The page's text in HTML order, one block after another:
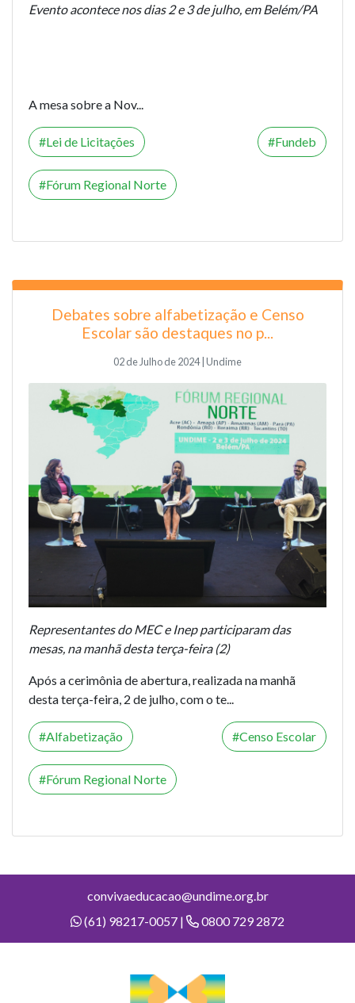
Evento acontece nos dias 2 e 3 de julho, em Belém/PA
A mesa sobre a Nov...
Lei de Licitações Fundeb
Fórum Regional Norte
Debates sobre alfabetização e Censo
Escolar são destaques no p...
02 de Julho de 2024 | Undime
Representantes do MEC e Inep participaram das
mesas, na manhã desta terça-feira (2)
Após a cerimônia de abertura, realizada na manhã
desta terça-feira, 2 de julho, com o te...
Alfabetização Censo Escolar
Fórum Regional Norte
convivaeducacao@undime.org.br
(61) 98217-0057 |
0800 729 2872